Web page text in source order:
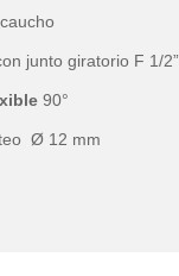
junto giratorio F 1/2”
90°
Ø 12 mm